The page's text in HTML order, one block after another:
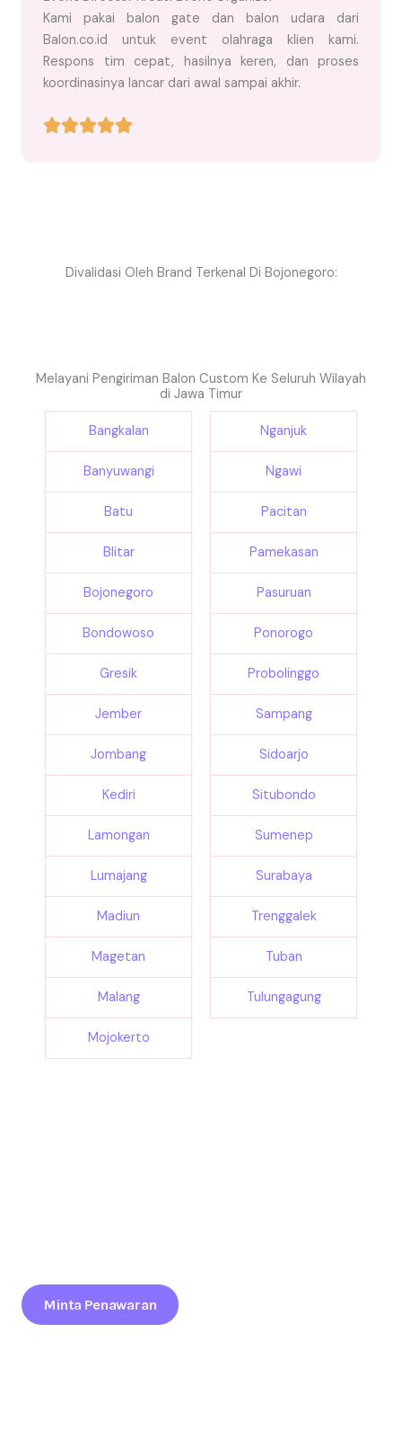
Kami pakai balon gate dan balon udara dari
Balon.co.id untuk event olahraga klien kami.
Respons tim cepat, hasilnya keren, dan proses
koordinasinya lancar dari awal sampai akhir.
Divalidasi Oleh Brand Terkenal Di Bojonegoro:
Melayani Pengiriman Balon Custom Ke Seluruh Wilayah
di Jawa Timur
Bangkalan
Banyuwangi
Batu
Blitar
Bojonegoro
Bondowoso
Gresik
Jember
Jombang
Kediri
Lamongan
Lumajang
Madiun
Magetan
Malang
Mojokerto
Nganjuk
Ngawi
Pacitan
Pamekasan
Pasuruan
Ponorogo
Probolinggo
Sampang
Sidoarjo
Situbondo
Sumenep
Surabaya
Trenggalek
Tuban
Tulungagung
Minta Penawaran